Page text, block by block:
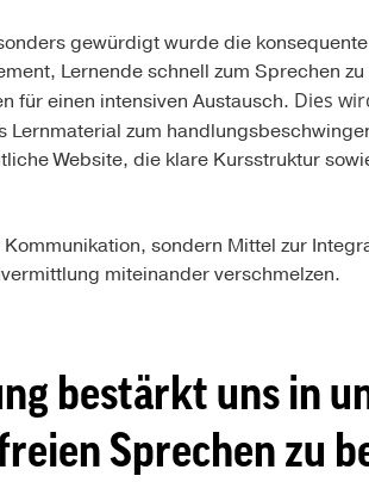
gewürdigt wurde die
Lernende schnell zum Sprechen
für einen intensiven Austausch. Dies
Lernmaterial zum
Website, die klare Kursstruktur
sondern Mittel zur
miteinander verschmelzen.
bestärkt uns in
Sprechen zu